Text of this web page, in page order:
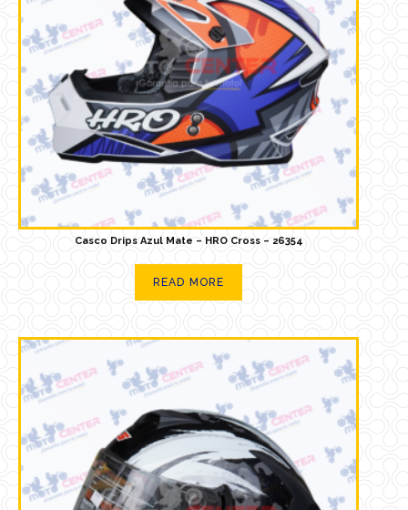
Casco Drips Azul Mate – HRO Cross – 26354
READ MORE